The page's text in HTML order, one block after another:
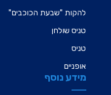
להקות "שבעת הכוכבים"
טניס שולחן
טניס
אופניים
מידע נוסף